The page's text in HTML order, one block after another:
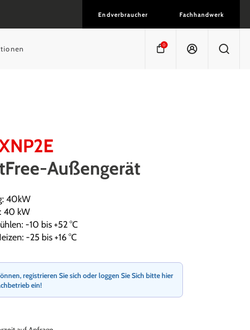
Endverbraucher Fachhandwerk
0
Außengerät
40kW
40 kW
-10 bis +52 °C
-25 bis +16 °C
registrieren Sie sich oder loggen Sie Sich bitte hier
ein!